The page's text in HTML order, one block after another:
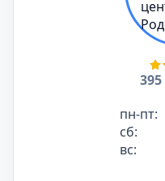
пн-пт:
сб:
вс: